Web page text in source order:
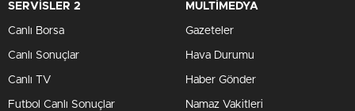
SERVİSLER 2
Canlı Borsa
Canlı Sonuçlar
Canlı TV
Futbol Canlı Sonuçlar
MULTİMEDYA
Gazeteler
Hava Durumu
Haber Gönder
Namaz Vakitleri